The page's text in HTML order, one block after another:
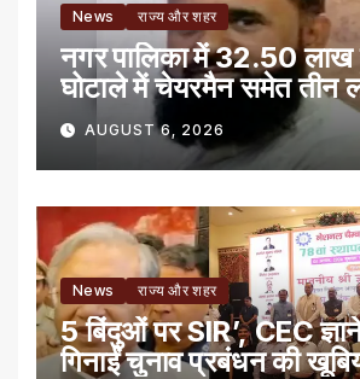
News राज्य और शहर
नगर पालिका में 32.50
घोटाले में चेयरमैन समेत तीन
AUGUST 6, 2026
News राज्य और शहर
5 बिंदुओं पर SIR’, CEC
गिनाईं चुनाव प्रबंधन की